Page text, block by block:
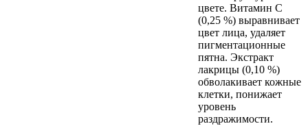
цвете. Витамин С
(0,25 %) выравнивает
цвет лица, удаляет
пигментационные
пятна. Экстракт
лакрицы (0,10 %)
обволакивает кожные
клетки, понижает
уровень
раздражимости.